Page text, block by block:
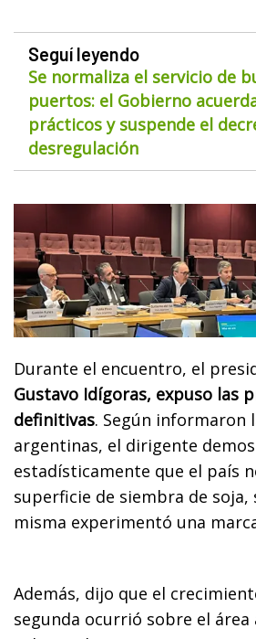
Seguí leyendo
Se normaliza el servicio de
puertos: el Gobierno
prácticos y suspende el
desregulación
Durante el encuentro, el
Gustavo Idígoras, expuso las
definitivas. Según informaron
argentinas, el dirigente
estadísticamente que el país
superficie de siembra de soja,
misma experimentó una
Además, dijo que el
segunda ocurrió sobre el área